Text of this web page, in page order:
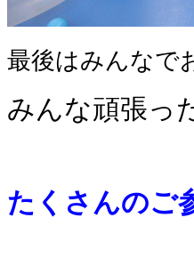
最後はみんなで
みんな頑張っ
たくさんのご